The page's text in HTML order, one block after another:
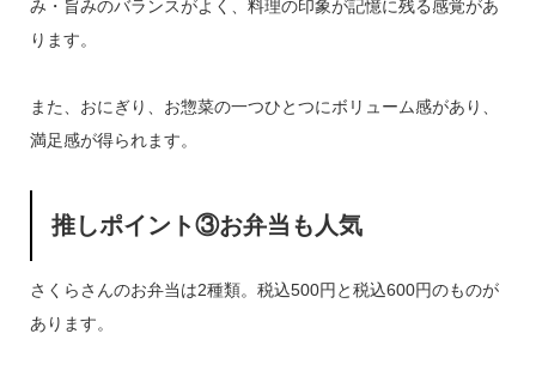
み・旨みのバランスがよく、料理の印象が記憶に残る感覚があ
ります。
また、おにぎり、お惣菜の一つひとつにボリューム感があり、
満足感が得られます。
推しポイント③お弁当も人気
さくらさんのお弁当は2種類。税込500円と税込600円のものが
あります。